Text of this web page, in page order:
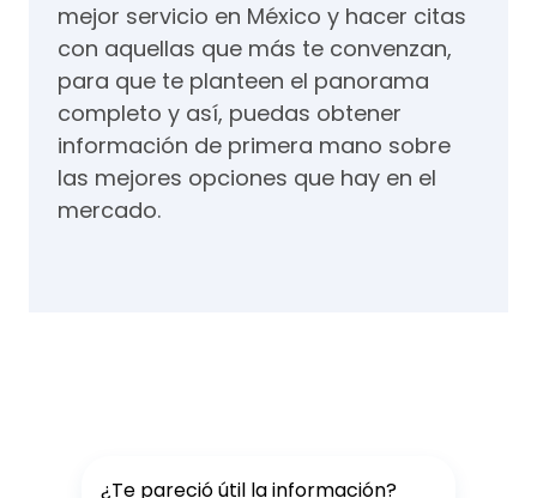
mejor servicio en México y hacer citas
con aquellas que más te convenzan,
para que te planteen el panorama
completo y así, puedas obtener
información de primera mano sobre
las mejores opciones que hay en el
mercado.
¿Te pareció útil la información?